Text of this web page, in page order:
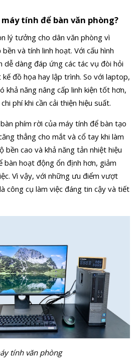
tính để bàn văn phòng?
lý tưởng cho dân văn phòng vì
và tính linh hoạt. Với cấu hình
dễ dàng đáp ứng các tác vụ đòi hỏi
đồ họa hay lập trình. So với laptop,
khả năng nâng cấp linh kiện tốt hơn,
phí khi cần cải thiện hiệu suất.
phím rời của máy tính để bàn tạo
thẳng cho mắt và cổ tay khi làm
cao và khả năng tản nhiệt hiệu
bàn hoạt động ổn định hơn, giảm
Vì vậy, với những ưu điểm vượt
công cụ làm việc đáng tin cậy và tiết
tính văn phòng